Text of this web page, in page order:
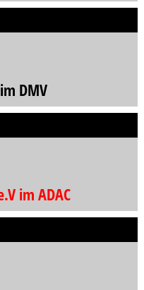
DMV
im ADAC